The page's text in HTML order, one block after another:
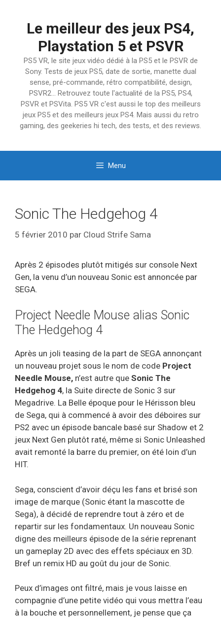
Le meilleur des jeux PS4,
Playstation 5 et PSVR
PS5 VR, le site jeux vidéo dédié à la PS5 et le PSVR de
Sony. Tests de jeux PS5, date de sortie, manette dual
sense, pré-commande, rétro compatibilité, design,
PSVR2… Retrouvez toute l'actualité de la PS5, PS4,
PSVR et PSVita. PS5 VR c'est aussi le top des meilleurs
jeux PS5 et des meilleurs jeux PS4. Mais aussi du retro
gaming, des geekeries hi tech, des tests, et des reviews.
Menu
Sonic The Hedgehog 4
5 février 2010 par Cloud Strife Sama
Après 2 épisodes plutôt mitigés sur console Next
Gen, la venu d’un nouveau Sonic est annoncée par
SEGA.
Project Needle Mouse alias Sonic
The Hedgehog 4
Après un joli teasing de la part de SEGA annonçant
un nouveau projet sous le nom de code Project
Needle Mouse, n’est autre que Sonic The
Hedgehog 4, la Suite directe de Sonic 3 sur
Megadrive. La Belle époque pour le Hérisson bleu
de Sega, qui à commencé à avoir des déboires sur
PS2 avec un épisode bancale basé sur Shadow et 2
jeux Next Gen plutôt raté, même si Sonic Unleashed
avait remonté la barre du premier, on été loin d’un
HIT.
Sega, conscient d’avoir déçu les fans et brisé son
image de marque (Sonic étant la mascotte de
Sega), à décidé de reprendre tout à zéro et de
repartir sur les fondamentaux. Un nouveau Sonic
digne des meilleurs épisode de la série reprenant
un gameplay 2D avec des effets spéciaux en 3D.
Bref un remix HD au goût du jour de Sonic.
Peux d’images ont filtré, mais je vous laisse en
compagnie d’une petite vidéo qui vous mettra l’eau
à la bouche et personnellement, je pense que ça